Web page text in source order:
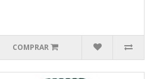
COMPRAR